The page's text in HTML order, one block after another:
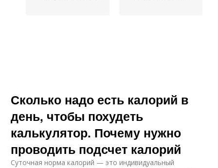
Сколько надо есть калорий в
день, чтобы похудеть
калькулятор. Почему нужно
проводить подсчет калорий
Суточная норма калорий — это индивидуальный